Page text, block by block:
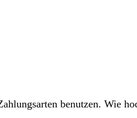
benutzen. Wie